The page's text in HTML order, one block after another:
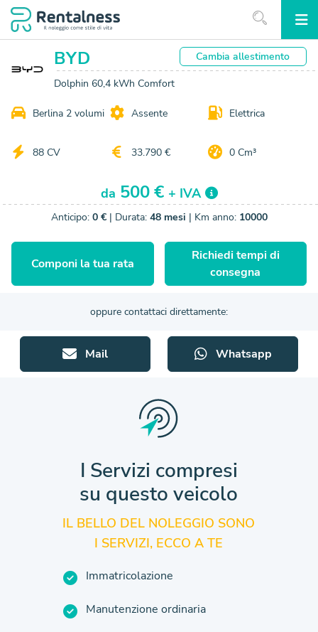
BYD
Dolphin 60,4 kWh Comfort
Cambiaallestimento
Berlina 2 volumi Assente Elettrica
88 CV 33.790 € 0 Cm³
da 500 € + IVA
Anticipo: 0 €| Durata: 48 mesi | Km anno: 10000
Componi la tua rata
Richiedi tempi di
consegna
oppure contattaci direttamente:
Mail Whatsapp
I Servizi compresi
su questo veicolo
IL BELLO DEL NOLEGGIO SONO
I SERVIZI, ECCO A TE
Immatricolazione
Manutenzione ordinaria